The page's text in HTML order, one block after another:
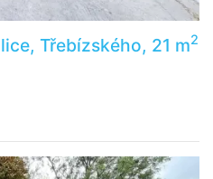
Třebízského, 21 m2